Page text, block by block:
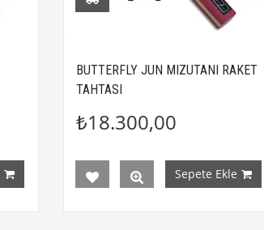
BUTTERFLY JUN MIZUTANI RAKET
TAHTASI
₺18.300,00
Sepete Ekle